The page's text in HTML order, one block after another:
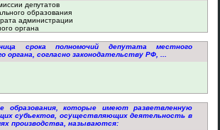
депутатов
образования
администрации
органа
срока полномочий депутата местного
органа, согласно законодательству РФ, ...
образования, которые имеют разветвленную
субъектов, осуществляющих деятельность в
производства, называются: